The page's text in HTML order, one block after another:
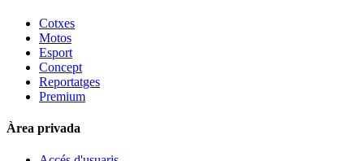
Cotxes
Motos
Esport
Concept
Reportatges
Premium
Àrea privada